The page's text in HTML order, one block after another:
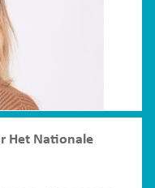
Het Nationale